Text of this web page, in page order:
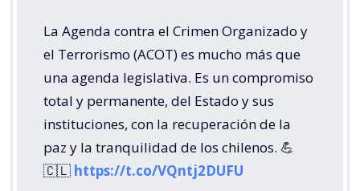
La Agenda contra el Crimen Organizado y
el Terrorismo (ACOT) es mucho más que
una agenda legislativa. Es un compromiso
total y permanente, del Estado y sus
instituciones, con la recuperación de la
paz y la tranquilidad de los chilenos. 💪
🇨🇱 https://t.co/VQntj2DUFU